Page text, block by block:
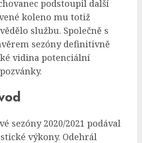
podstoupil další
koleno mu totiž
službu. Společně s
sezóny definitivně
vidina potenciální
sezóny 2020/2021 podával
výkony. Odehrál